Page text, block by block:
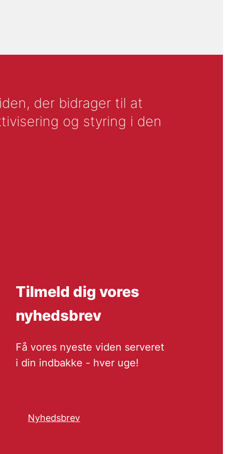
der bidrager til at
og styring i den
Tilmeld dig vores
nyhedsbrev
Få vores nyeste viden serveret
i din indbakke - hver uge!
Nyhedsbrev